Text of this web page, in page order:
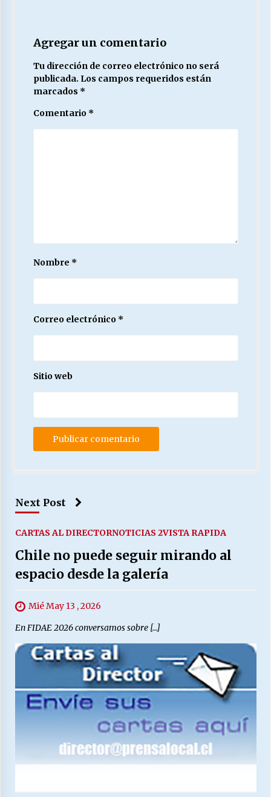
Agregar un comentario
Tu dirección de correo electrónico no será
publicada. Los campos requeridos están
marcados *
Comentario *
Nombre *
Correo electrónico *
Sitio web
Next Post
CARTAS AL DIRECTORNOTICIAS 2VISTA RAPIDA
Chile no puede seguir mirando al
espacio desde la galería
Mié May 13 , 2026
En FIDAE 2026 conversamos sobre […]